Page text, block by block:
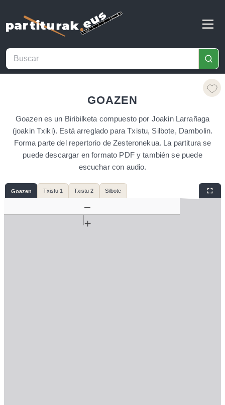
GOAZEN
Goazen es un Biribilketa compuesto por Joakin Larrañaga
(joakin Txiki). Está arreglado para Txistu, Silbote, Dambolin.
Forma parte del repertorio de Zesteronekua. La partitura se
puede descargar en formato PDF y también se puede
escuchar con audio.
Goazen Txistu 1 Txistu 2 Silbote